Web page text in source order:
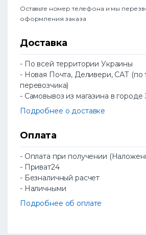
Оставьте номер телефона и мы
оформления заказа
Доставка
- По всей территории Украины
- Новая Почта, Деливери, САТ (по
перевозчика)
- Самовывоз из магазина в городе
Подробнее о доставке
Оплата
- Оплата при получении
- Приват24
- Безналичный расчет
- Наличными
Подробнее об оплате